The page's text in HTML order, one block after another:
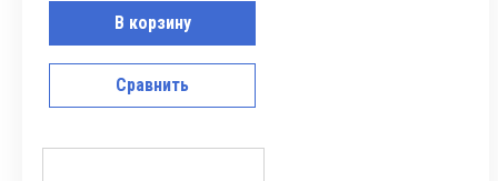
В корзину
Сравнить